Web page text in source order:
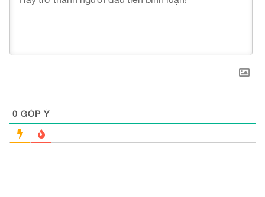
0 GÓP Ý